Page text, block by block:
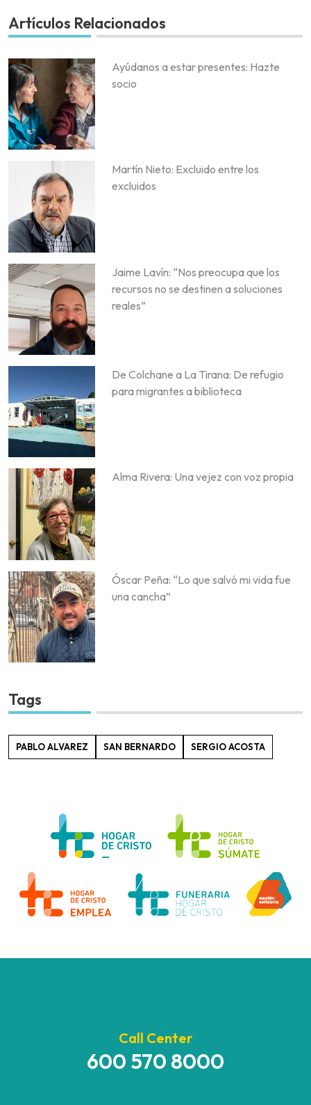
Artículos Relacionados
Ayúdanos a estar presentes: Hazte
socio
Martín Nieto: Excluido entre los
excluidos
Jaime Lavín: “Nos preocupa que los
recursos no se destinen a soluciones
reales”
De Colchane a La Tirana: De refugio
para migrantes a biblioteca
Alma Rivera: Una vejez con voz propia
Óscar Peña: “Lo que salvó mi vida fue
una cancha”
Tags
PABLO ALVAREZ SAN BERNARDO SERGIO ACOSTA
Call Center
600 570 8000